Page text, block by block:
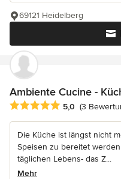
69121 Heidelberg
Ambiente Cucine -
Durchschnittliche
5,0 (3
Die Küche ist längst nicht
Speisen zu bereitet
täglichen Lebens- das Z...
Mehr